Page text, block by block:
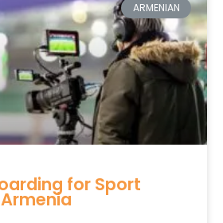
ARMENIAN
for Sport